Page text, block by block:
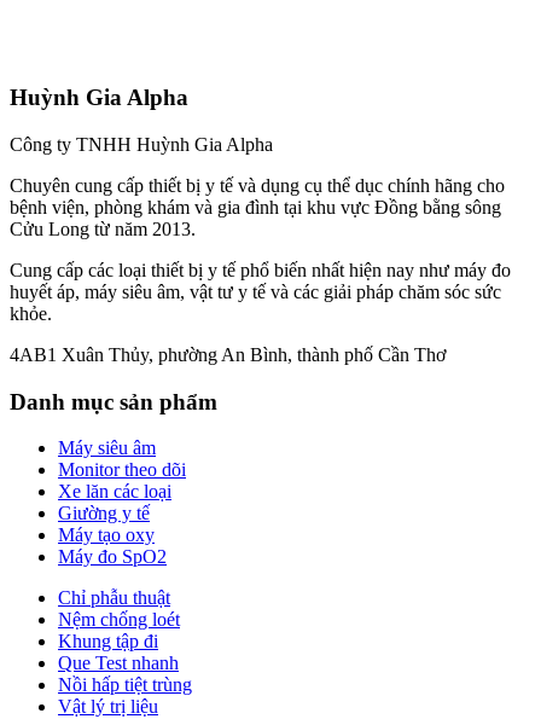
Huỳnh Gia Alpha
Công ty TNHH Huỳnh Gia Alpha
Chuyên cung cấp thiết bị y tế và dụng cụ thể dục chính hãng cho
bệnh viện, phòng khám và gia đình tại khu vực Đồng bằng sông
Cửu Long từ năm 2013.
Cung cấp các loại thiết bị y tế phổ biến nhất hiện nay như máy đo
huyết áp, máy siêu âm, vật tư y tế và các giải pháp chăm sóc sức
khỏe.
4AB1 Xuân Thủy, phường An Bình, thành phố Cần Thơ
Danh mục sản phẩm
Máy siêu âm
Monitor theo dõi
Xe lăn các loại
Giường y tế
Máy tạo oxy
Máy đo SpO2
Chỉ phẫu thuật
Nệm chống loét
Khung tập đi
Que Test nhanh
Nồi hấp tiệt trùng
Vật lý trị liệu